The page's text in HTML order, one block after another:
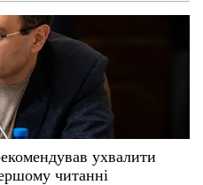
ухвалити
читанні